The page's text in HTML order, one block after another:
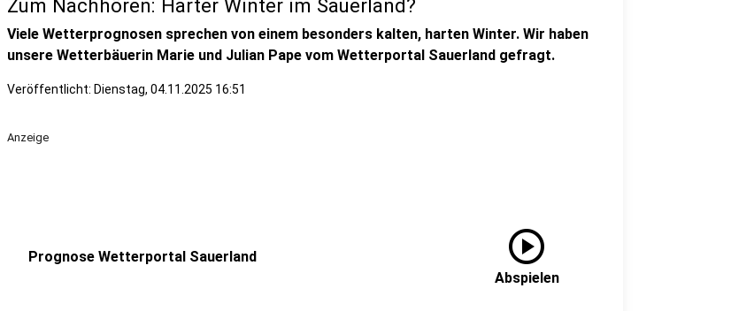
Zum Nachhören: Harter Winter im Sauerland?
Viele Wetterprognosen sprechen von einem besonders kalten, harten Winter. Wir haben
unsere Wetterbäuerin Marie und Julian Pape vom Wetterportal Sauerland gefragt.
Veröffentlicht: Dienstag, 04.11.2025 16:51
Anzeige
Prognose Wetterportal Sauerland play_circle
Abspielen